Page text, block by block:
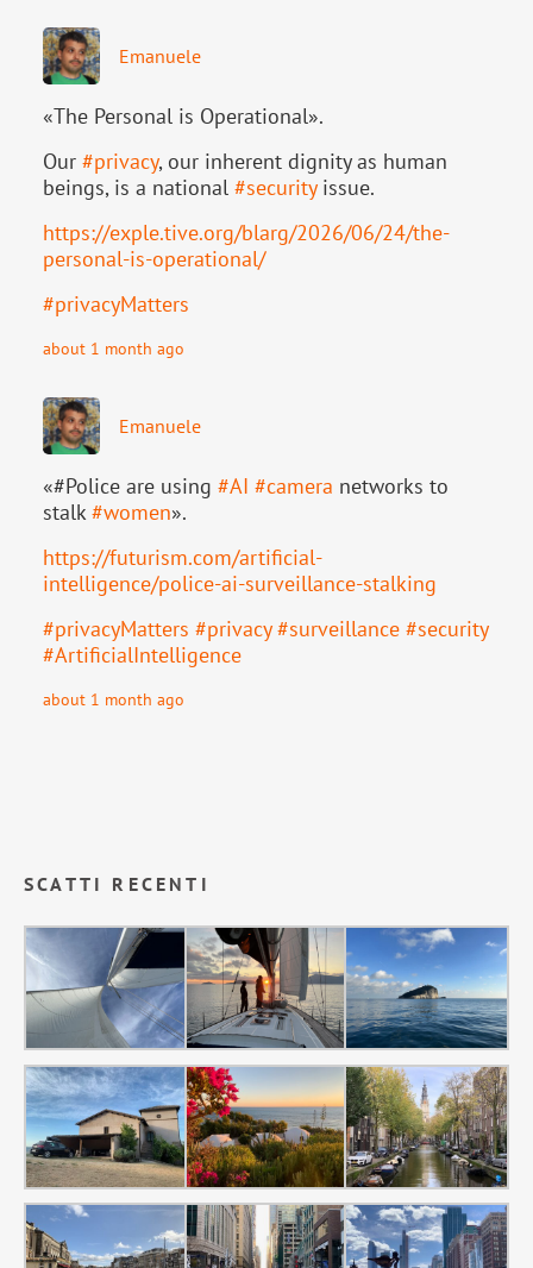
Emanuele
«The Personal is Operational».
Our #privacy, our inherent dignity as human
beings, is a national #securityissue.
https://exple.tive.org/blarg/2026/06/24/the-
personal-is-operational/
#privacyMatters
about 1 month ago
Emanuele
«#Police are using #AI #camera networks to
stalk#women».
https://futurism.com/artificial-
intelligence/police-ai-surveillance-stalking
#privacyMatters #privacy #surveillance #security
#ArtificialIntelligence
about 1 month ago
SCATTI RECENTI